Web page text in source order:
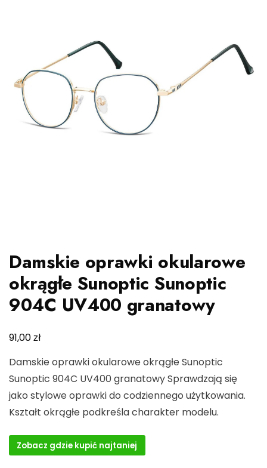
Damskie oprawki okularowe
okrągłe Sunoptic Sunoptic
904C UV400 granatowy
91,00zł
Damskie oprawki okularowe okrągłe Sunoptic
Sunoptic 904C UV400 granatowy Sprawdzają się
jako stylowe oprawki do codziennego użytkowania.
Kształt okrągłe podkreśla charakter modelu.
Zobacz gdzie kupić najtaniej